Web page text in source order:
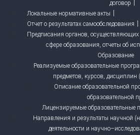
договор
Локальные нормативные акты
Отчет о результатах самообследования
Предписания органов, осуществляющих
сфере образования, отчеты об
Образование
Реализуемые образовательные
предметов, курсов, дисциплин
Описание образовательной
образовательной
Лицензируемые образовательные
Направления и результаты научной
деятельности и